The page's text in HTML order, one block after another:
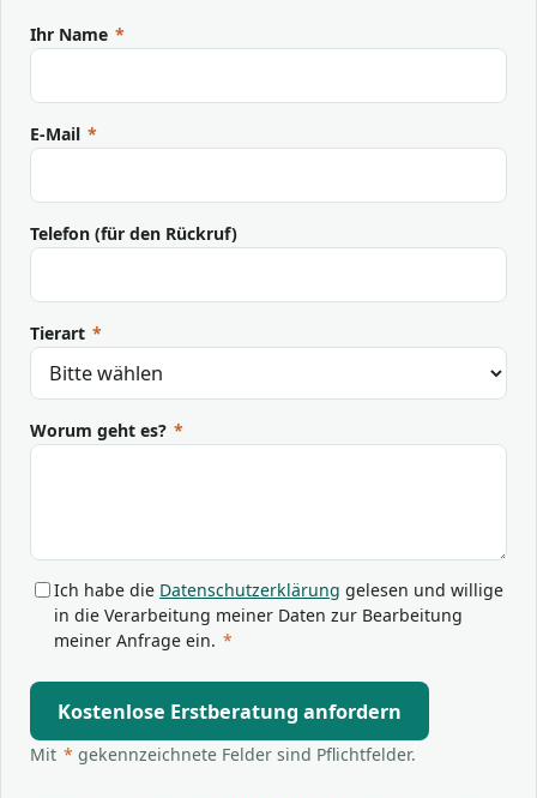
Ihr Name *
E-Mail *
Telefon (für den Rückruf)
Tierart *
Worum geht es? *
Ich habe die Datenschutzerklärung gelesen und willige
in die Verarbeitung meiner Daten zur Bearbeitung
meiner Anfrage ein. *
Kostenlose Erstberatung anfordern
Mit * gekennzeichnete Felder sind Pflichtfelder.